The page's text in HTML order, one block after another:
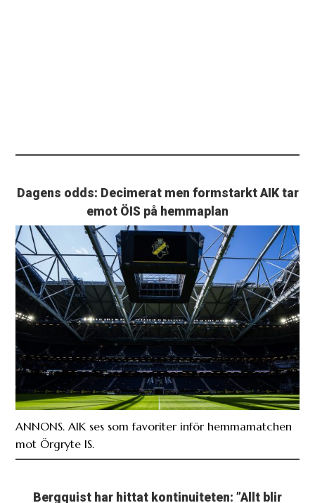
Dagens odds: Decimerat men formstarkt AIK tar
emot ÖIS på hemmaplan
ANNONS. AIK ses som favoriter inför hemmamatchen
mot Örgryte IS.
Bergquist har hittat kontinuiteten: ”Allt blir